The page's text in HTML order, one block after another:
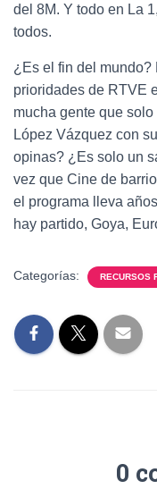
del 8M. Y todo en La
todos.
¿Es el fin del mundo?
prioridades de RTVE
mucha gente que
López Vázquez con
opinas? ¿Es solo un
vez que Cine de
el programa lleva
hay partido, Goya,
Categorías: RECURSOS
0